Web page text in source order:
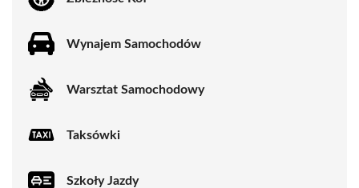
Wynajem Samochodów
Warsztat Samochodowy
Taksówki
Szkoły Jazdy